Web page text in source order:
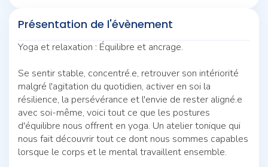
Présentation de l'évènement
Yoga et relaxation : Équilibre et ancrage.
Se sentir stable, concentré.e, retrouver son intériorité
malgré l'agitation du quotidien, activer en soi la
résilience, la persévérance et l'envie de rester aligné.e
avec soi-même, voici tout ce que les postures
d'équilibre nous offrent en yoga. Un atelier tonique qui
nous fait découvrir tout ce dont nous sommes capables
lorsque le corps et le mental travaillent ensemble.